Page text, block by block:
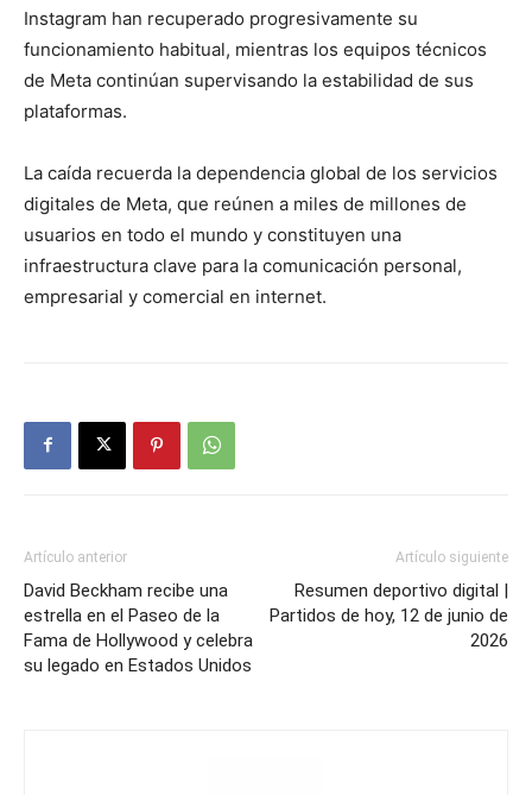
Instagram han recuperado progresivamente su
funcionamiento habitual, mientras los equipos técnicos
de Meta continúan supervisando la estabilidad de sus
plataformas.
La caída recuerda la dependencia global de los servicios
digitales de Meta, que reúnen a miles de millones de
usuarios en todo el mundo y constituyen una
infraestructura clave para la comunicación personal,
empresarial y comercial en internet.
Artículo anterior
David Beckham recibe una
estrella en el Paseo de la
Fama de Hollywood y celebra
su legado en Estados Unidos
Artículo siguiente
Resumen deportivo digital |
Partidos de hoy, 12 de junio de
2026